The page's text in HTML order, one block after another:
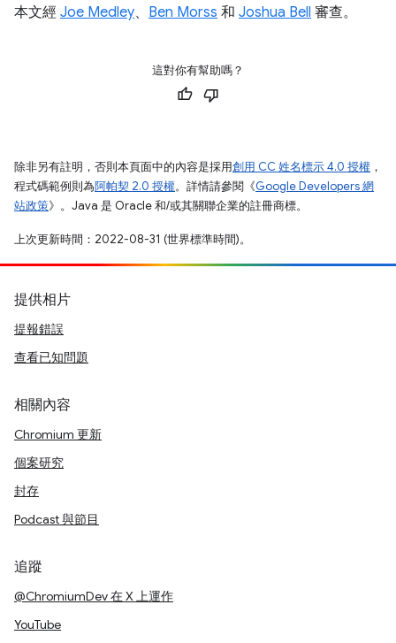
本文經 Joe Medley、 Ben Morss 和 Joshua Bell 審查。
這對你有幫助嗎？
除非另有註明，否則本頁面中的內容是採用創用 CC 姓名標示 4.0 授權 ，
程式碼範例則為阿帕契 2.0 授權。詳情請參閱《Google Developers 網
站政策》。Java 是 Oracle 和/或其關聯企業的註冊商標。
上次更新時間：2022-08-31 (世界標準時間)。
提供相片
提報錯誤
查看已知問題
相關內容
Chromium 更新
個案研究
封存
Podcast 與節目
追蹤
@ChromiumDev 在 X 上運作
YouTube